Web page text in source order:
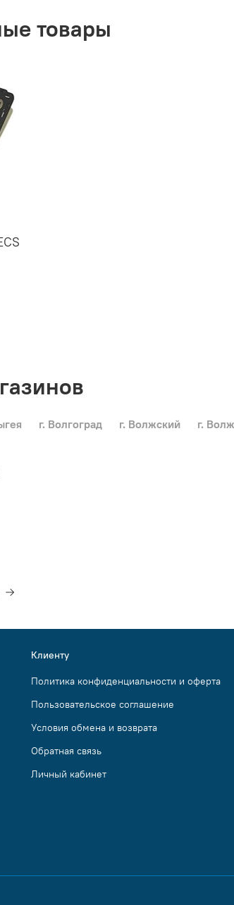
товары
г. Волгоград г. Волжский г.
Клиенту
Политика конфиденциальности и оферта
Пользовательское соглашение
Условия обмена и возврата
Обратная связь
Личный кабинет